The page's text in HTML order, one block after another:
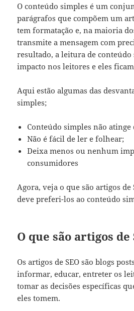
O conteúdo simples é um
parágrafos que compõem um
tem formatação e, na maioria
transmite a mensagem com
resultado, a leitura de conteúdo
impacto nos leitores e eles
Aqui estão algumas das
simples;
Conteúdo simples não
Não é fácil de ler e folhear;
Deixa menos ou nenhum
consumidores
Agora, veja o que são artigos de
deve preferi-los ao conteúdo
O que são artigos de
Os artigos de SEO são blogs
informar, educar, entreter os
tomar as decisões específicas
eles tomem.